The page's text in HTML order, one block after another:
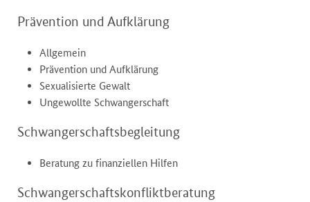
Prävention und Aufklärung
Allgemein
Prävention und Aufklärung
Sexualisierte Gewalt
Ungewollte Schwangerschaft
Schwangerschaftsbegleitung
Beratung zu finanziellen Hilfen
Schwangerschaftskonfliktberatung